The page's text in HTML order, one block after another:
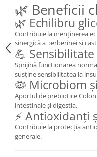
Medicube
ARIUL
Dr. Althea
DELLA BORN
Ulei de peste
Ulei MCT
Vitamina A
Vitamina B
Vitamina C
Vitamina D
Vitamina E
Vitamina K
Zinc
🌿 Beneficii
🌿 Echilibru
Contribuie la menținerea
sinergică a berberinei și
💪
Sprijină funcționarea
susține sensibilitatea la
🦠 Microbiom
Aportul de prebiotice
intestinale și digestia.
⚡ Antioxidanți
Contribuie la protecția
generale.